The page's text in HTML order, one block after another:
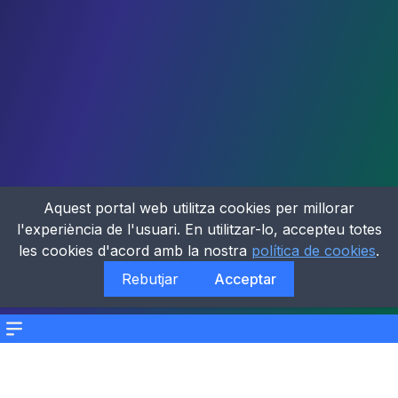
Menu
Aquest portal web utilitza cookies per millorar
l'experiència de l'usuari. En utilitzar-lo, accepteu totes
les cookies d'acord amb la nostra política de cookies.
Rebutjar
Acceptar